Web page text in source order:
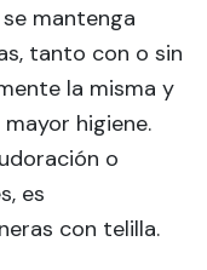
mantenga
tanto con o sin
la misma y
higiene.
o
es
con telilla.